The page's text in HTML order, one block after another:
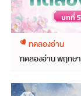
ทดลองอ่าน
ทดลองอ่าน พฤกษา